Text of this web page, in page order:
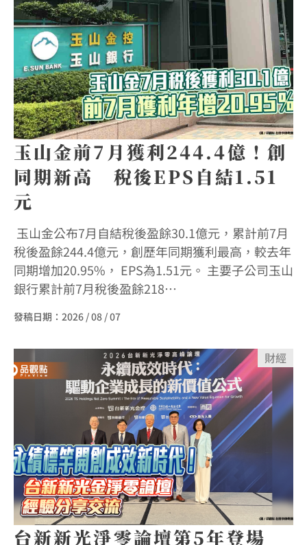
玉山金前7月獲利244.4億！創
同期新高 稅後EPS自結1.51
元
玉山金公布7月自結稅後盈餘30.1億元，累計前7月
稅後盈餘244.4億元，創歷年同期獲利最高，較去年
同期增加20.95%， EPS為1.51元。 主要子公司玉山
銀行累計前7月稅後盈餘218…
發稿日期： 2026 / 08 / 07
台新新光淨零論壇第5年登場
財經